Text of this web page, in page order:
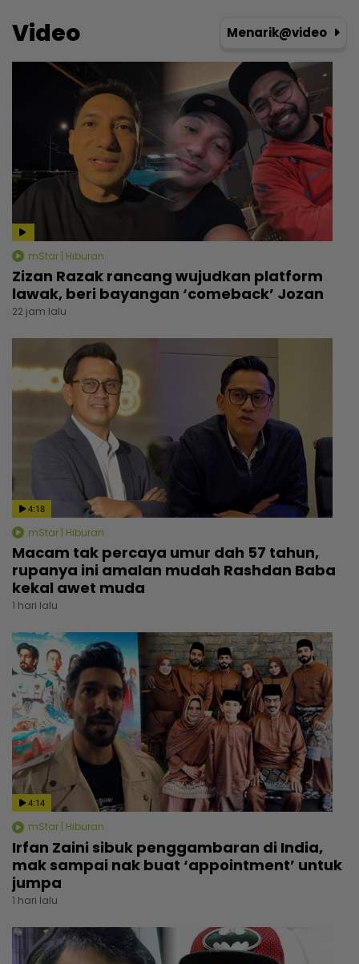
Video Menarik@video
mStar | Hiburan
Zizan Razak rancang wujudkan platform
lawak, beri bayangan ‘comeback’ Jozan
22 jam lalu
4:18
mStar | Hiburan
Macam tak percaya umur dah 57 tahun,
rupanya ini amalan mudah Rashdan Baba
kekal awet muda
1 hari lalu
4:14
mStar | Hiburan
Irfan Zaini sibuk penggambaran di India,
mak sampai nak buat ‘appointment’ untuk
jumpa
1 hari lalu